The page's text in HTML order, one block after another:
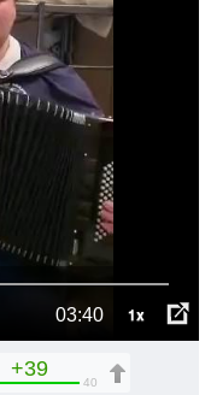
03:40 1x
+39
40